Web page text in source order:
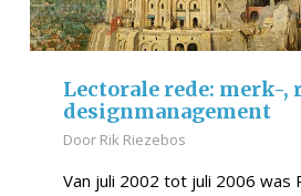
Lectorale rede: merk-,
designmanagement
Door Rik Riezebos
Van juli 2002 tot juli 2006 was